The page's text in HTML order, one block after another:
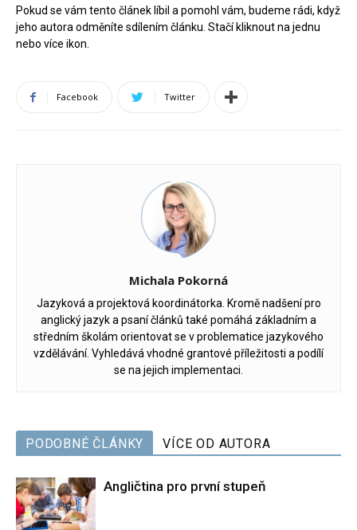
Pokud se vám tento článek líbil a pomohl vám, budeme rádi, když
jeho autora odměníte sdílením článku. Stačí kliknout na jednu
nebo více ikon.
Facebook Twitter
Michala Pokorná
Jazyková a projektová koordinátorka. Kromě nadšení pro
anglický jazyk a psaní článků také pomáhá základním a
středním školám orientovat se v problematice jazykového
vzdělávání. Vyhledává vhodné grantové příležitosti a podílí
se na jejich implementaci.
PODOBNÉ ČLÁNKY VÍCE OD AUTORA
Angličtina pro první stupeň